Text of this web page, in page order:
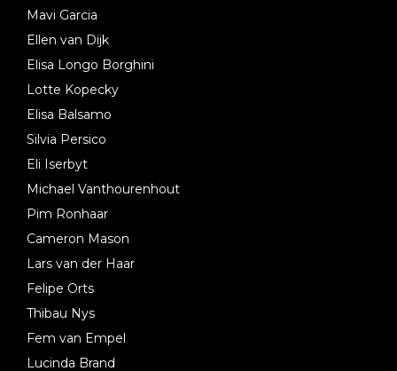
Mavi Garcia
Ellen van Dijk
Elisa Longo Borghini
Lotte Kopecky
Elisa Balsamo
Silvia Persico
Eli Iserbyt
Michael Vanthourenhout
Pim Ronhaar
Cameron Mason
Lars van der Haar
Felipe Orts
Thibau Nys
Fem van Empel
Lucinda Brand